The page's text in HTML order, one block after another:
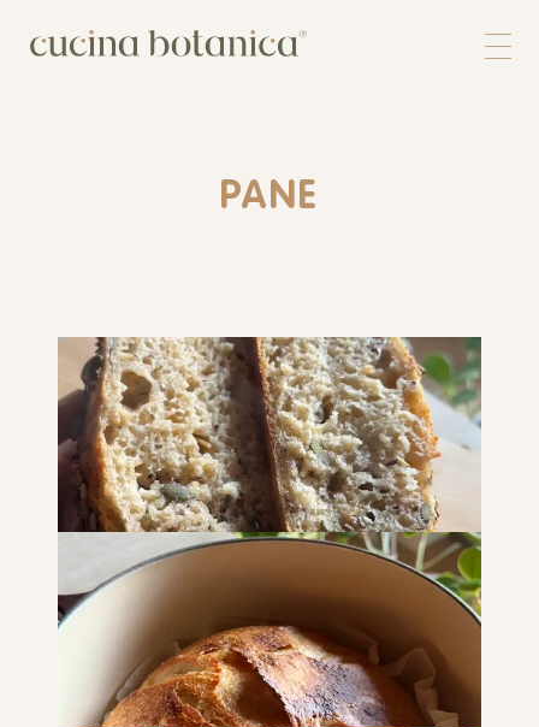
Shop
PANE
Pane ai semi